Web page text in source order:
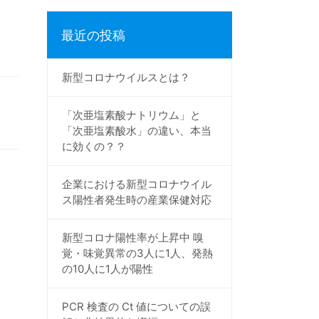
最近の投稿
新型コロナウイルスとは？
「次亜塩素酸ナトリウム」と
「次亜塩素酸水」の違い、本当
に効くの？？
企業における新型コロナウイル
ス陽性者発生時の産業保健対応
新型コロナ陽性率が上昇中 嗅
覚・味覚異常の3人に1人、発熱
の10人に1人が陽性
PCR 検査の Ct 値についての誤